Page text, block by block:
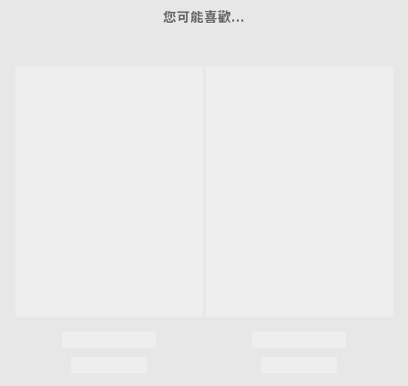
您可能喜歡...